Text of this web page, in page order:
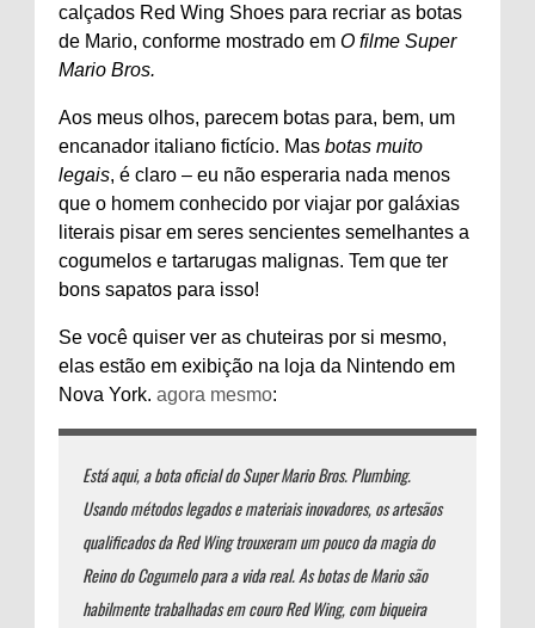
calçados Red Wing Shoes para recriar as botas
de Mario, conforme mostrado em O filme Super
Mario Bros.
Aos meus olhos, parecem botas para, bem, um
encanador italiano fictício. Mas botas muito
legais, é claro – eu não esperaria nada menos
que o homem conhecido por viajar por galáxias
literais pisar em seres sencientes semelhantes a
cogumelos e tartarugas malignas. Tem que ter
bons sapatos para isso!
Se você quiser ver as chuteiras por si mesmo,
elas estão em exibição na loja da Nintendo em
Nova York. agora mesmo:
Está aqui, a bota oficial do Super Mario Bros. Plumbing.
Usando métodos legados e materiais inovadores, os artesãos
qualificados da Red Wing trouxeram um pouco da magia do
Reino do Cogumelo para a vida real. As botas de Mario são
habilmente trabalhadas em couro Red Wing, com biqueira